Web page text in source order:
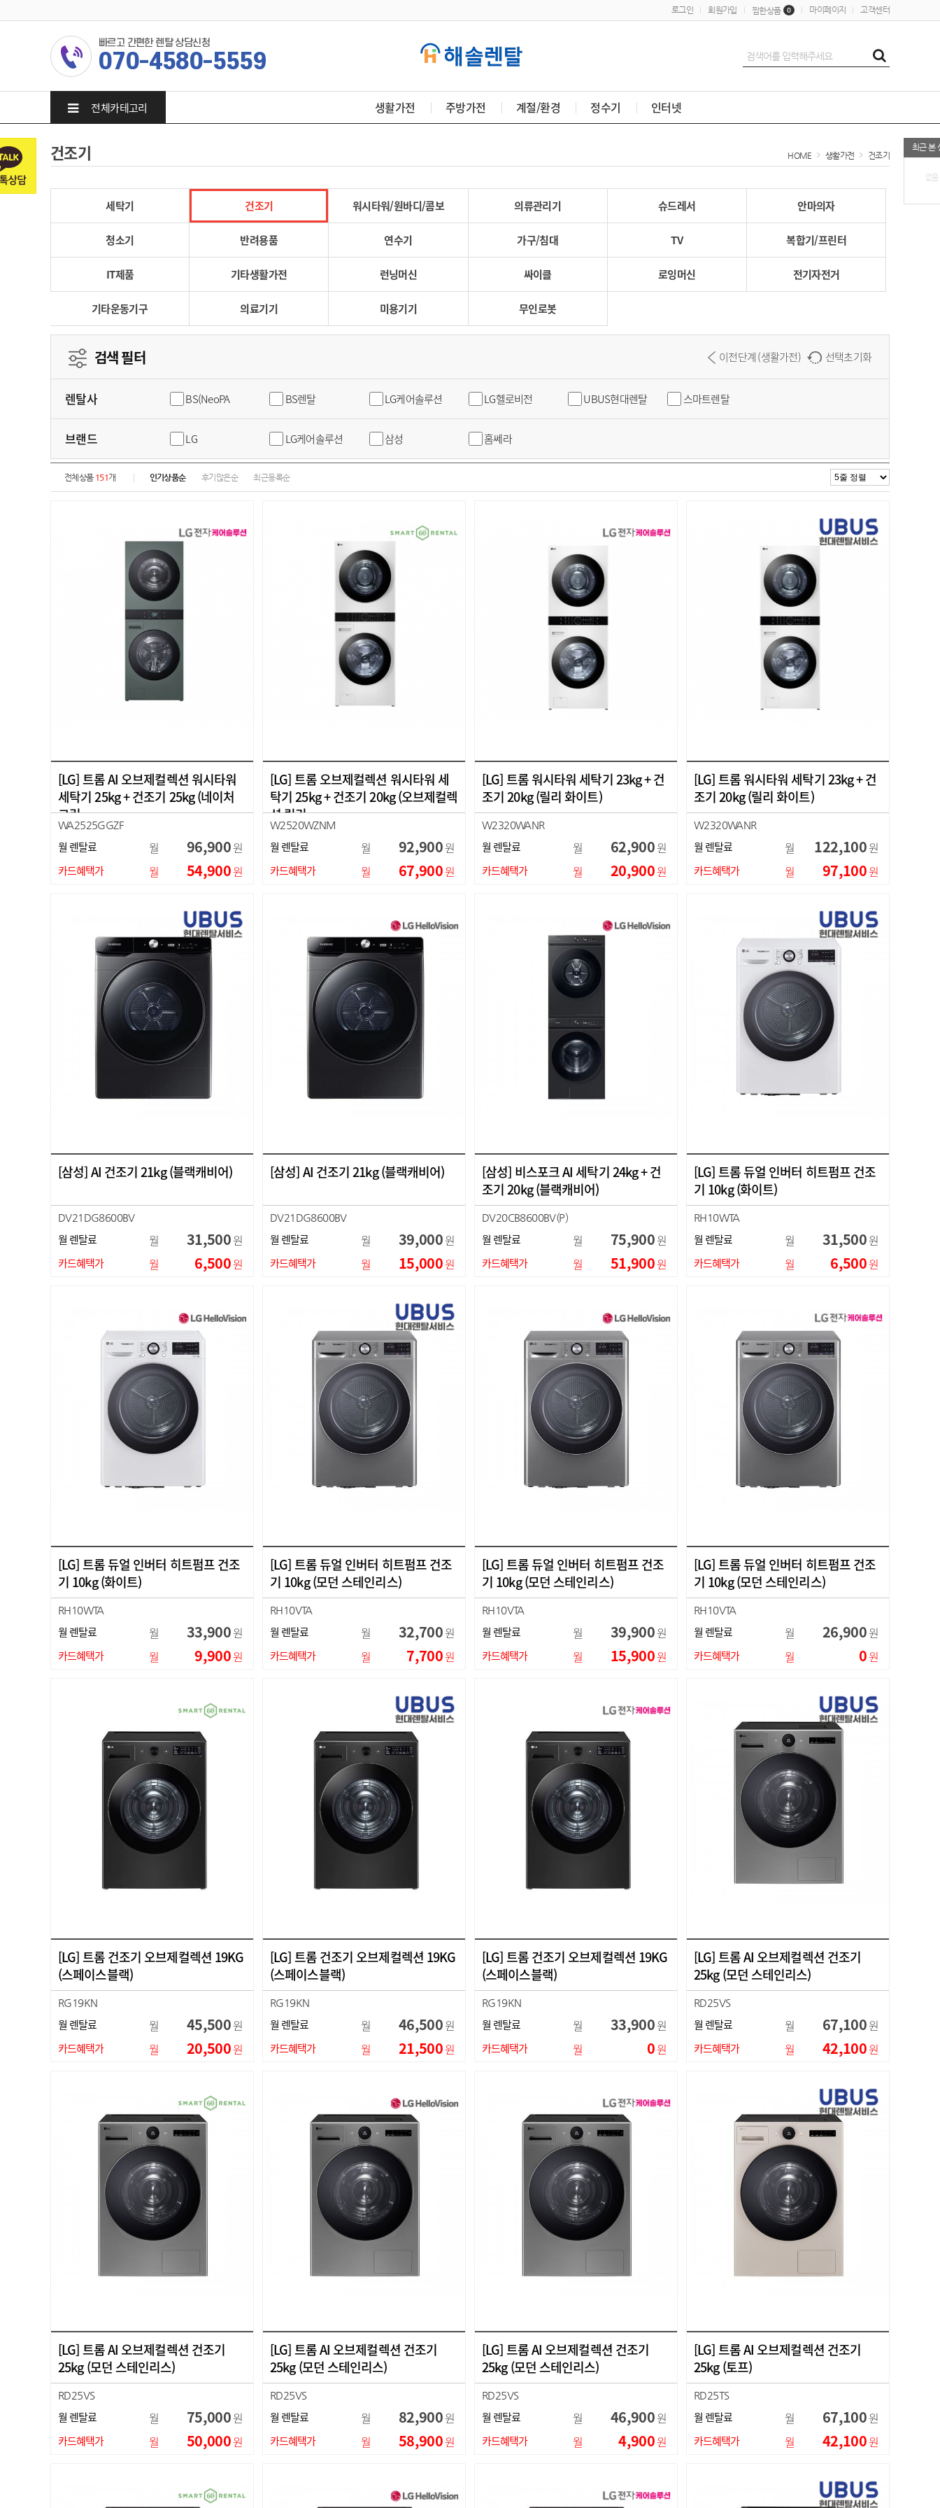
로그인 회원가입 찜한상품 0 마이페이지 고객센터
빠르고 간편한 렌탈 상담신청
070-4580-5559
전체카테고리 생활가전 주방가전 계절/환경 정수기 인터넷
최근 본
없음
건조기 HOME 생활가전 건조기
세탁기 건조기 워시타워/원바디/콤보 의류관리기 슈드레서 안마의자
청소기 반려용품 연수기 가구/침대 TV 복합기/프린터
IT제품 기타생활가전 런닝머신 싸이클 로잉머신 전기자전거
기타운동기구 의료기기 미용기기 무인로봇
검색 필터 이전단계 (생활가전) 선택초기화
렌탈사 BS(NeoPA BS렌탈 LG케어솔루션 LG헬로비전 UBUS현대렌탈 스마트렌탈
브랜드 LG LG케어솔루션 삼성 홈쎄라
전체상품 151개 인기상품순 후기많은순 최근등록순
[LG] 트롬 AI 오브제컬렉션 워시타워
세탁기 25kg + 건조기 25kg (네이처
그린…
WA2525GGZF
월 렌탈료 월 96,900원
카드혜택가 월 54,900원
[LG] 트롬 오브제컬렉션 워시타워 세
탁기 25kg + 건조기 20kg (오브제컬렉
션 릴리…
W2520WZNM
월 렌탈료 월 92,900원
카드혜택가 월 67,900원
[LG] 트롬 워시타워 세탁기 23kg + 건
조기 20kg (릴리 화이트)
W2320WANR
월 렌탈료 월 62,900원
카드혜택가 월 20,900원
[LG] 트롬 워시타워 세탁기 23kg + 건
조기 20kg (릴리 화이트)
W2320WANR
월 렌탈료 월 122,100원
카드혜택가 월 97,100원
[삼성] AI 건조기 21kg (블랙캐비어)
DV21DG8600BV
월 렌탈료 월 31,500원
카드혜택가 월 6,500원
[삼성] AI 건조기 21kg (블랙캐비어)
DV21DG8600BV
월 렌탈료 월 39,000원
카드혜택가 월 15,000원
[삼성] 비스포크 AI 세탁기 24kg + 건
조기 20kg (블랙캐비어)
DV20CB8600BV(P)
월 렌탈료 월 75,900원
카드혜택가 월 51,900원
[LG] 트롬 듀얼 인버터 히트펌프 건조
기 10kg (화이트)
RH10WTA
월 렌탈료 월 31,500원
카드혜택가 월 6,500원
[LG] 트롬 듀얼 인버터 히트펌프 건조
기 10kg (화이트)
RH10WTA
월 렌탈료 월 33,900원
카드혜택가 월 9,900원
[LG] 트롬 듀얼 인버터 히트펌프 건조
기 10kg (모던 스테인리스)
RH10VTA
월 렌탈료 월 32,700원
카드혜택가 월 7,700원
[LG] 트롬 듀얼 인버터 히트펌프 건조
기 10kg (모던 스테인리스)
RH10VTA
월 렌탈료 월 39,900원
카드혜택가 월 15,900원
[LG] 트롬 듀얼 인버터 히트펌프 건조
기 10kg (모던 스테인리스)
RH10VTA
월 렌탈료 월 26,900원
카드혜택가 월 0원
[LG] 트롬 건조기 오브제컬렉션 19KG
(스페이스블랙)
RG19KN
월 렌탈료 월 45,500원
카드혜택가 월 20,500원
[LG] 트롬 건조기 오브제컬렉션 19KG
(스페이스블랙)
RG19KN
월 렌탈료 월 46,500원
카드혜택가 월 21,500원
[LG] 트롬 건조기 오브제컬렉션 19KG
(스페이스블랙)
RG19KN
월 렌탈료 월 33,900원
카드혜택가 월 0원
[LG] 트롬 AI 오브제컬렉션 건조기
25kg (모던 스테인리스)
RD25VS
월 렌탈료 월 67,100원
카드혜택가 월 42,100원
[LG] 트롬 AI 오브제컬렉션 건조기
25kg (모던 스테인리스)
RD25VS
월 렌탈료 월 75,000원
카드혜택가 월 50,000원
[LG] 트롬 AI 오브제컬렉션 건조기
25kg (모던 스테인리스)
RD25VS
월 렌탈료 월 82,900원
카드혜택가 월 58,900원
[LG] 트롬 AI 오브제컬렉션 건조기
25kg (모던 스테인리스)
RD25VS
월 렌탈료 월 46,900원
카드혜택가 월 4,900원
[LG] 트롬 AI 오브제컬렉션 건조기
25kg (토프)
RD25TS
월 렌탈료 월 67,100원
카드혜택가 월 42,100원